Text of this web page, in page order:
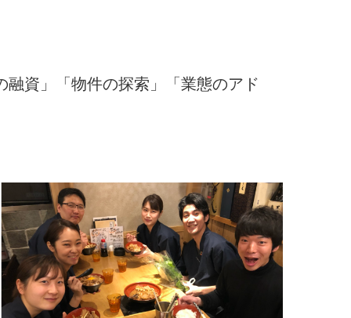
資」「物件の探索」「業態のアド